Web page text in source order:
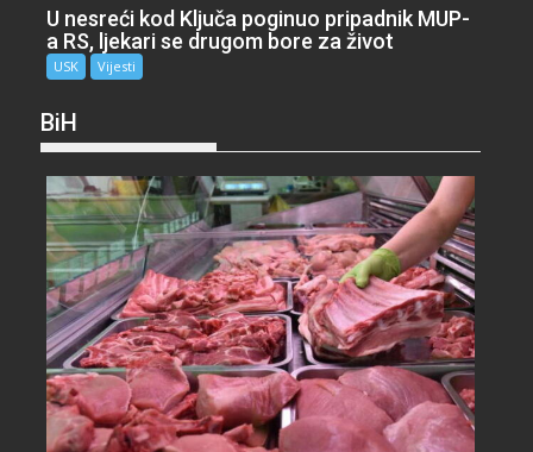
U nesreći kod Ključa poginuo pripadnik MUP-
a RS, ljekari se drugom bore za život
USK Vijesti
BiH